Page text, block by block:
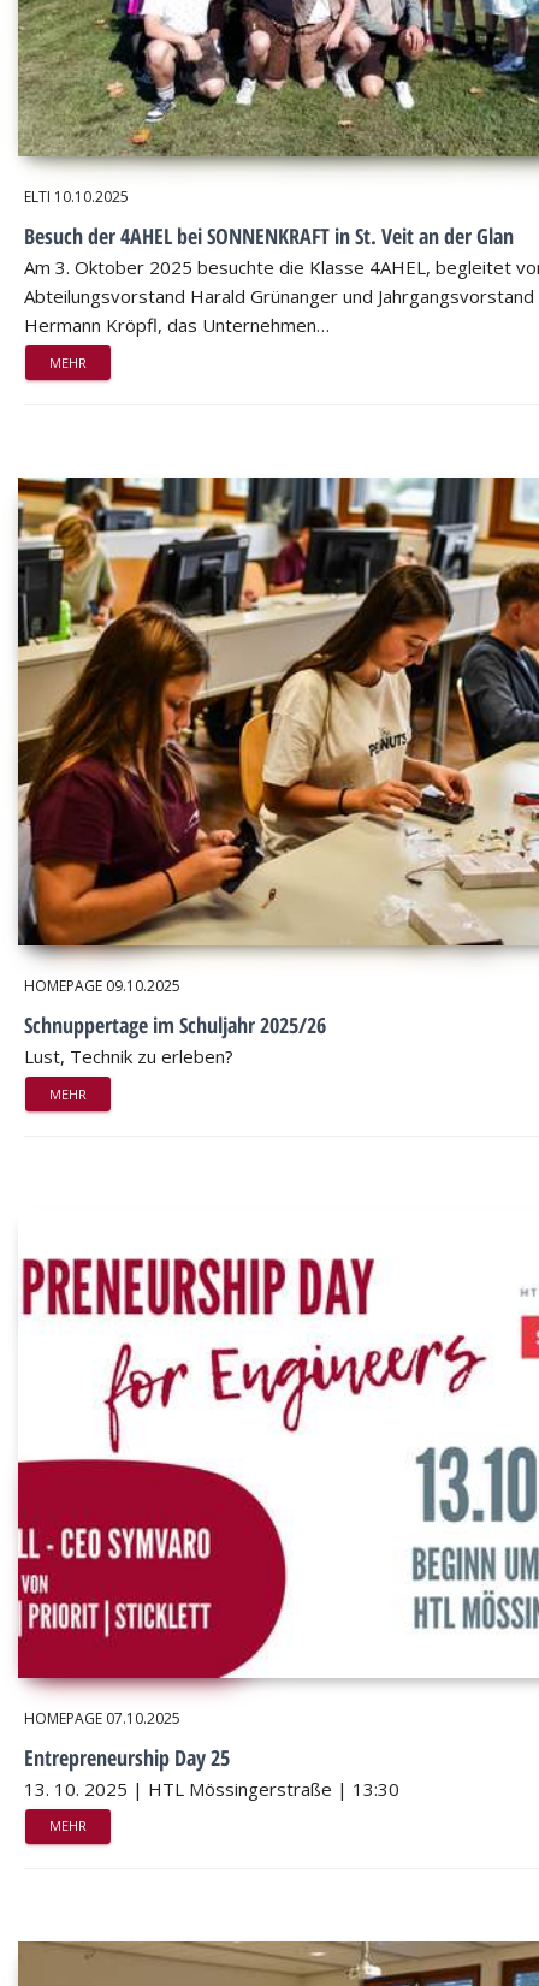
ELTI 10.10.2025
Besuch der 4AHEL bei SONNENKRAFT in St. Veit an der Glan
Am 3. Oktober 2025 besuchte die Klasse 4AHEL, begleitet
Abteilungsvorstand Harald Grünanger und Jahrgangsvorstand
Hermann Kröpfl, das Unternehmen…
MEHR
HOMEPAGE 09.10.2025
Schnuppertage im Schuljahr 2025/26
Lust, Technik zu erleben?
MEHR
HOMEPAGE 07.10.2025
Entrepreneurship Day 25
13. 10. 2025 | HTL Mössingerstraße | 13:30
MEHR